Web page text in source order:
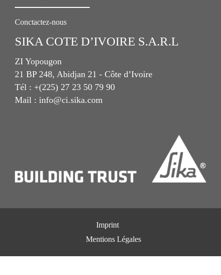
Conctactez-nous
SIKA COTE D’IVOIRE S.A.R.L
ZI Yopougon
21 BP 248, Abidjan 21 - Côte d’Ivoire
Tél : +(225) 27 23 50 79 90
Mail : info@ci.sika.com
Imprint
Mentions Légales